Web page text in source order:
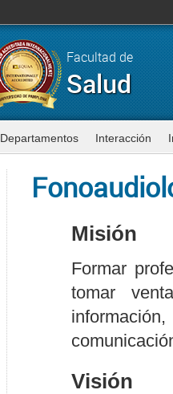
Facultad de
Salud
Departamentos Interacción
Misión
Formar
tomar
Visión